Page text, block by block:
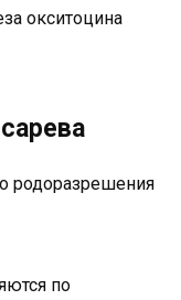
окситоцина
родоразрешения
по